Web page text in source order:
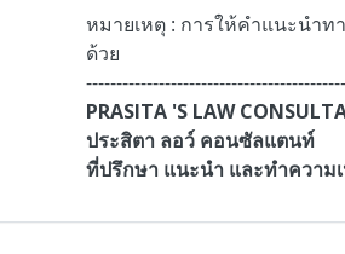
หมายเหตุ : การให้คำแนะนำ
ด้วย
PRASITA 'S LAW
ประสิตา ลอว์ คอนซัลแตนท์
ที่ปรึกษา แนะนำ และทำความ